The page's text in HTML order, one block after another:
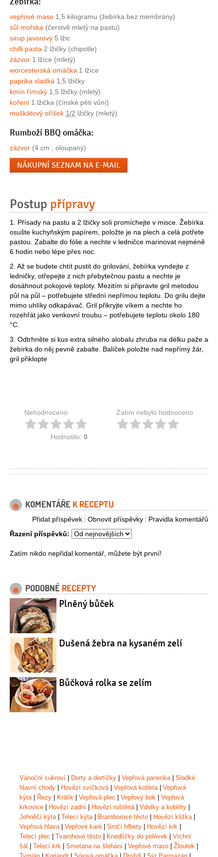
vepřové maso 1,5 kilogramu (žebírka bez membrány)
sůl mořská (čerstvě mletý na pastu)
sirup javorový 5 lžic
chilli pasta 2 lžičky (chipotle)
zázvor 1 lžíce (mletý)
worcesterská omáčka 1 lžíce
paprika sladká 1,5 lžičky
kmín římský 1,5 lžičky (mletý)
koření 1 lžička (čínské pěti vůní)
muškátový oříšek 1/2 lžičky (mletý)
Rumboží BBQ omáčka:
zázvor (4 cm , oloupaný)
NÁKUPNÍ SEZNAM NA E-MAIL
Postup přípravy
1. Přísady na pastu a 2 lžičky soli promíchejte v misce. Žebírka
osušte kuchyňským papírem, položte je na plech a celá potřete
pastou. Zabalte do fólie a nechte v ledničce marinovat nejméně
6 hodin nebo lépe přes noc.
2. Až se budete chtít pustit do grilování, žebírka vyndejte z
ledničky, otřepejte z nich přebytečnou pastu a nechte je
dosáhnout pokojové teploty. Mezitím si připravte gril metodou
půl na půl – potřebujete střední nepřímou teplotu. Do grilu dejte
mimo uhlíky odkapávač. Gril přikryjte víkem a nechte ho
rozehřát jako venkovní troubu – potřebujete teplotu okolo 180
°C.
3. Odtrhněte si kus extra silného alobalu zhruba na délku paže a
žebírka do něj pevně zabalte. Balíček položte nad nepřímý žár,
gril přiklopte
Nehodnoceno
Hodnotilo: 0
Zatím nebylo hodnoceno
KOMENTÁŘE K RECEPTU
Pravidla komentářů
Obnovit příspěvky
Přidat příspěvek
Řazení příspěvků:
Zatím nikdo nepřidal komentář, můžete být první!
PODOBNÉ RECEPTY
Plněný bůček
Dušená žebra na kysaném zelí
Bůčková rolka se zelím
Vánoční cukroví | Dorty a dortíčky | Vepřová panenka | Sladké
hlavní chody | Hovězí svíčková | Vepřová kotleta | Vepřová
kýta | Řezy | Králík | Vepřová plec | Vepřový bok | Vepřová
krkovice | Hovězí zadní | Hovězí roštěná | Vdolky a koblihy |
Jehněčí kýta | Telecí kýta | Bramborové těsto | Hovězí kližka |
Vepřová hlava | Vepřové karé | Srnčí hřbety | Hovězí krk |
Telecí plec | Tvarohové těsto | Knedlíčky do polévek | Vrchní
šál | Telecí krk | Smetana na šlehání | Vepřové maso | Žloutek |